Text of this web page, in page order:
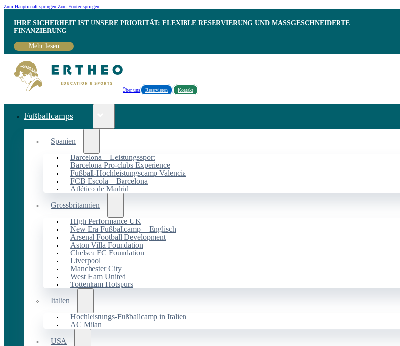
Zum Hauptinhalt springen Zum Footer springen
IHRE SICHERHEIT IST UNSERE PRIORITÄT: FLEXIBLE RESERVIERUNG UND MASSGESCHNEIDERTE F
INANZIERUNG
Mehr lesen
Über uns Reservieren Kontakt
Fußballcamps
Spanien
Barcelona – Leistungssport
Barcelona Pro-clubs Experience
Fußball-Hochleistungscamp Valencia
FCB Escola – Barcelona
Atlético de Madrid
Grossbritannien
High Performance UK
New Era Fußballcamp + Englisch
Arsenal Football Development
Aston Villa Foundation
Chelsea FC Foundation
Liverpool
Manchester City
West Ham United
Tottenham Hotspurs
Italien
Hochleistungs-Fußballcamp in Italien
AC Milan
USA